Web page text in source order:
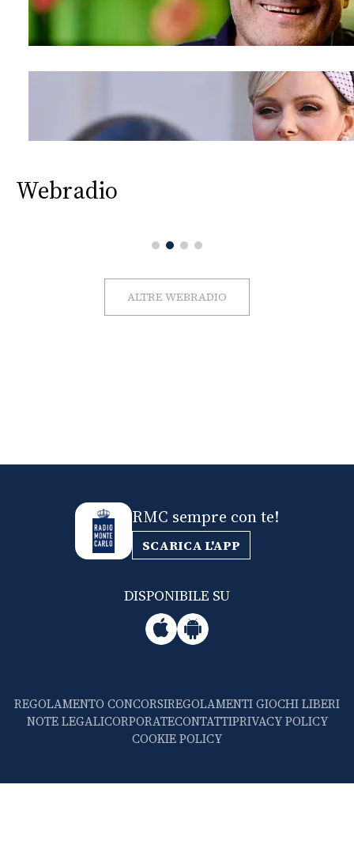
Webradio
ALTRE WEBRADIO
RMC sempre con te!
SCARICA L'APP
DISPONIBILE SU
REGOLAMENTO CONCORSIREGOLAMENTI GIOCHI LIBERI
NOTE LEGALICORPORATECONTATTIPRIVACY POLICY
COOKIE POLICY